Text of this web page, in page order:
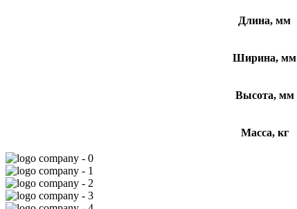
Длина, мм
Ширина, мм
Высота, мм
Масса, кг